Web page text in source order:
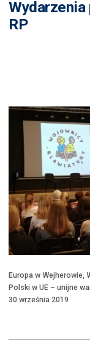
Wydarzenia
RP
Europa w Wejherowie,
Polski w UE – unijne
30 września 2019